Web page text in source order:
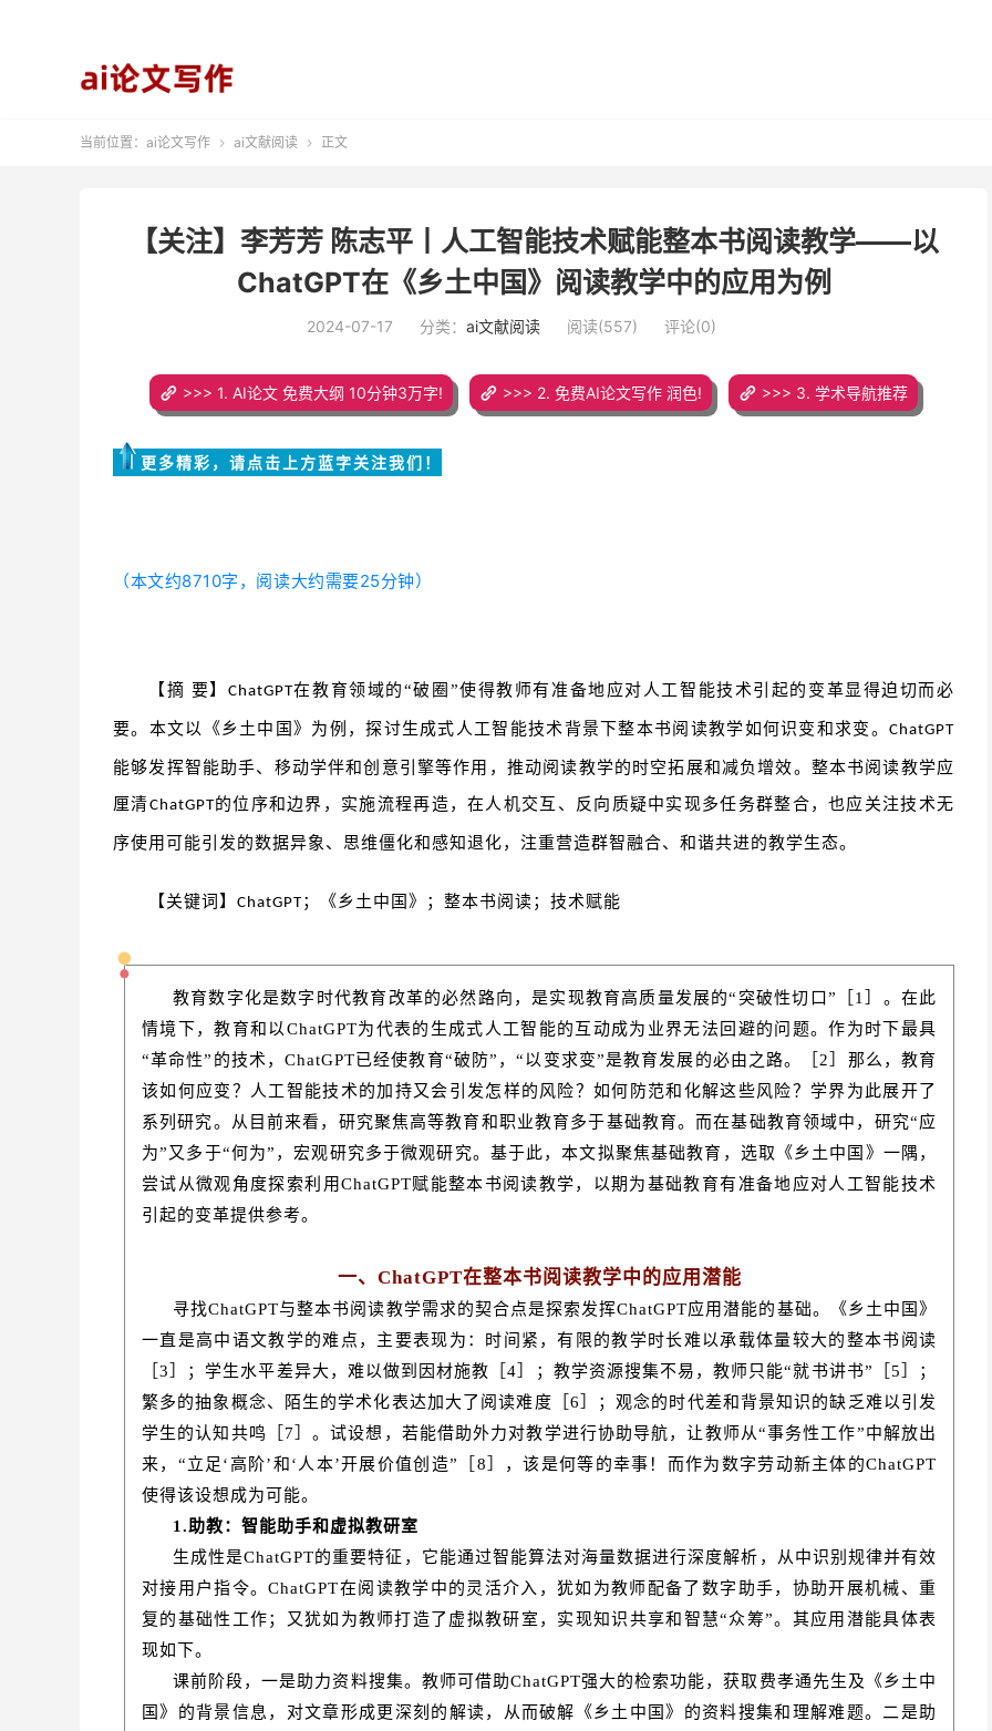
当前位置： ai论文写作  ai文献阅读  正文
【关注】李芳芳 陈志平丨人工智能技术赋能整本书阅读教学——以
ChatGPT在《乡土中国》阅读教学中的应用为例
2024-07-17 分类： ai文献阅读 阅读(557) 评论(0)
>>> 1. AI论文 免费大纲 10分钟3万字! >>> 2. 免费AI论文写作 润色! >>> 3. 学术导航推荐
更多精彩，请点击上方蓝字关注我们！
（本文约8710字，阅读大约需要25分钟）
【摘 要】 ChatGPT在教育领域的“破圈”使得教师有准备地应对人工智能技术引起的变革显得迫切而必
要。本文以《乡土中国》为例，探讨生成式人工智能技术背景下整本书阅读教学如何识变和求变。 ChatGPT
能够发挥智能助手、移动学伴和创意引擎等作用，推动阅读教学的时空拓展和减负增效。整本书阅读教学应
厘清ChatGPT的位序和边界，实施流程再造，在人机交互、反向质疑中实现多任务群整合，也应关注技术无
序使用可能引发的数据异象、思维僵化和感知退化，注重营造群智融合、和谐共进的教学生态。
【关键词】 ChatGPT；《乡土中国》；整本书阅读；技术赋能
教育数字化是数字时代教育改革的必然路向，是实现教育高质量发展的“突破性切口”［1］。在此
情境下，教育和以ChatGPT为代表的生成式人工智能的互动成为业界无法回避的问题。作为时下最具
“革命性”的技术，ChatGPT已经使教育“破防”，“以变求变”是教育发展的必由之路。［2］那么，教育
该如何应变？人工智能技术的加持又会引发怎样的风险？如何防范和化解这些风险？学界为此展开了
系列研究。从目前来看，研究聚焦高等教育和职业教育多于基础教育。而在基础教育领域中，研究“应
为”又多于“何为”，宏观研究多于微观研究。基于此，本文拟聚焦基础教育，选取《乡土中国》一隅，
尝试从微观角度探索利用ChatGPT赋能整本书阅读教学，以期为基础教育有准备地应对人工智能技术
引起的变革提供参考。
一、ChatGPT在整本书阅读教学中的应用潜能
寻找ChatGPT与整本书阅读教学需求的契合点是探索发挥ChatGPT应用潜能的基础。《乡土中国》
一直是高中语文教学的难点，主要表现为：时间紧，有限的教学时长难以承载体量较大的整本书阅读
［3］；学生水平差异大，难以做到因材施教［4］；教学资源搜集不易，教师只能“就书讲书”［5］；
繁多的抽象概念、陌生的学术化表达加大了阅读难度［6］；观念的时代差和背景知识的缺乏难以引发
学生的认知共鸣［7］。试设想，若能借助外力对教学进行协助导航，让教师从“事务性工作”中解放出
来，“立足‘高阶’和‘人本’开展价值创造”［8］，该是何等的幸事！而作为数字劳动新主体的ChatGPT
使得该设想成为可能。
1.助教：智能助手和虚拟教研室
生成性是ChatGPT的重要特征，它能通过智能算法对海量数据进行深度解析，从中识别规律并有效
对接用户指令。ChatGPT在阅读教学中的灵活介入，犹如为教师配备了数字助手，协助开展机械、重
复的基础性工作；又犹如为教师打造了虚拟教研室，实现知识共享和智慧“众筹”。其应用潜能具体表
现如下。
课前阶段，一是助力资料搜集。教师可借助ChatGPT强大的检索功能，获取费孝通先生及《乡土中
国》的背景信息，对文章形成更深刻的解读，从而破解《乡土中国》的资料搜集和理解难题。二是助